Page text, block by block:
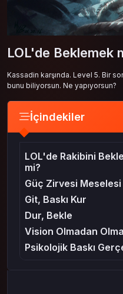
LOL'de Beklemek
Kassadin karşında. Level 5. Bir
bunu biliyorsun. Ne yapıyorsun?
İçindekiler
LOL'de Rakibini
mi?
Güç Zirvesi Meselesi
Git, Baskı Kur
Dur, Bekle
Vision Olmadan
Psikolojik Baskı